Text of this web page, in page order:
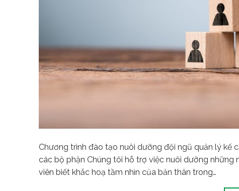
Chương trình đào tạo nuôi dưỡng đội ngũ quản lý
các bộ phận Chúng tôi hỗ trợ việc nuôi dưỡng
viên biết khắc hoạ tầm nhìn của bản thân trong…